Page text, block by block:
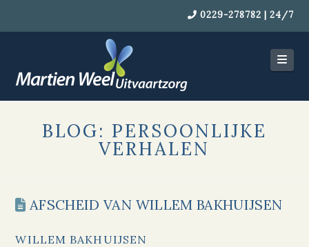
0229-278782 | 24/7
BLOG: PERSOONLIJKE
VERHALEN
AFSCHEID VAN WILLEM BAKHUIJSEN
WILLEM BAKHUIJSEN